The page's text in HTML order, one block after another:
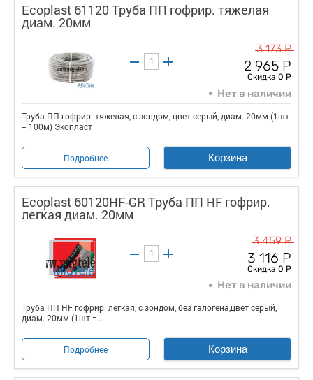
Ecoplast 61120 Труба ПП гофрир. тяжелая
диам. 20мм
3 173 Р
2 965 Р
Скидка 0 Р
Нет в наличии
Труба ПП гофрир. тяжелая, с зондом, цвет серый, диам. 20мм (1шт
= 100м) Экопласт
Подробнее Корзина
Ecoplast 60120HF-GR Труба ПП HF гофрир.
легкая диам. 20мм
3 459 Р
3 116 Р
Скидка 0 Р
Нет в наличии
Труба ПП HF гофрир. легкая, с зондом, без галогена,цвет серый,
диам. 20мм (1шт =...
Подробнее Корзина